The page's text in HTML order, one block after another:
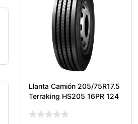
Llanta Camión 205/75R17.5
Terraking HS205 16PR 124